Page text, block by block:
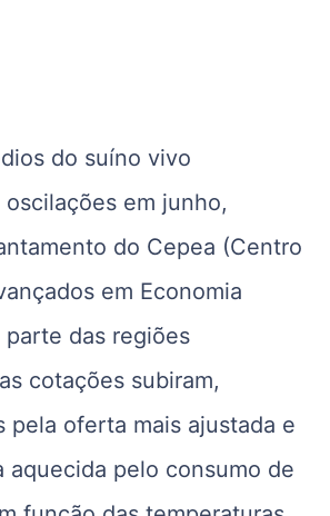
do suíno vivo
oscilações em junho,
do Cepea (Centro
em Economia
parte das regiões
cotações subiram,
pela oferta mais ajustada e
aquecida pelo consumo de